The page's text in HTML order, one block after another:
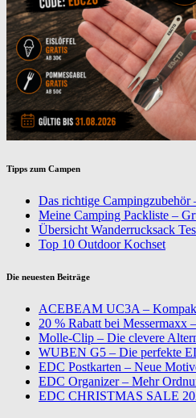
Tipps zum Campen
Das richtige
Meine Camping Packliste –
Übersicht Wanderrucksack
Top 10 Outdoor Kochset
Die neuesten Beiträge
ACEBEAM UC3A –
20 % Rabatt bei Messermaxx
Molle-Clip – Die clevere
WUBEN G5 – Die perfekte
EDC Postkarten – Neue
EDC Organizer – Mehr
EDC CHRISTMAS SALE